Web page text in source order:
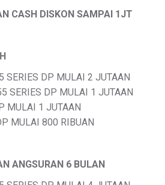
CASH DISKON SAMPAI 1JT
SERIES DP MULAI 2 JUTAAN
SERIES DP MULAI 1 JUTAAN
MULAI 1 JUTAAN
MULAI 800 RIBUAN
ANGSURAN 6 BULAN